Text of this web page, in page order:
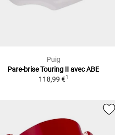
Puig
Pare-brise Touring II avec ABE
118,99 €1